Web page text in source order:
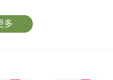
分散、民主願景，落入蘋果、
們的希望。
多